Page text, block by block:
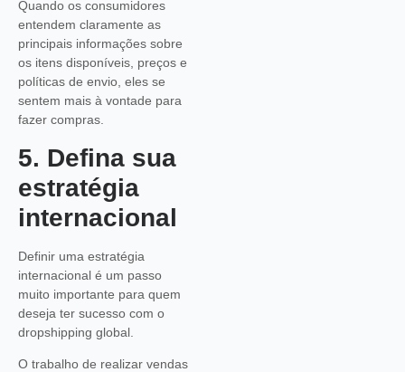
Quando os consumidores
entendem claramente as
principais informações sobre
os itens disponíveis, preços e
políticas de envio, eles se
sentem mais à vontade para
fazer compras.
5. Defina sua
estratégia
internacional
Definir uma estratégia
internacional é um passo
muito importante para quem
deseja ter sucesso com o
dropshipping global.
O trabalho de realizar vendas